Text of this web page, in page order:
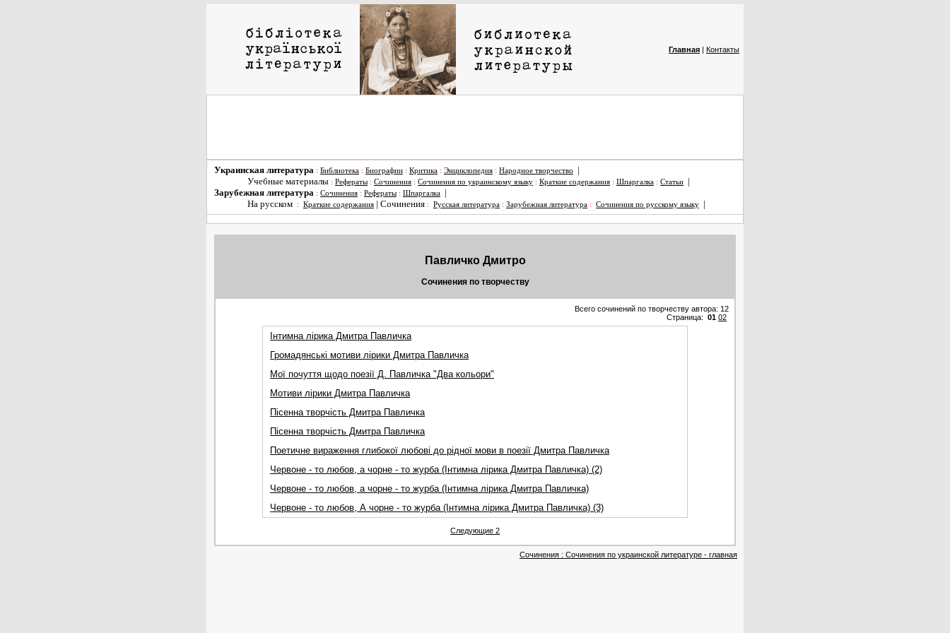
Главная | Контакты
Украинская литература : Библиотека : Биографии : Критика : Энциклопедия : Народное творчество
|
Учебные материалы : Рефераты : Сочинения : Сочинения по украинскому языку : Краткие содержания : Шпаргалка : Статьи
|
Зарубежная литература : Сочинения : Рефераты : Шпаргалка
|
На русском
: Краткие содержания | Сочинения : Русская литература : Зарубежная литература : Сочинения по русскому языку |
Павличко Дмитро
Сочинения по творчеству
Всего сочинений по творчеству автора: 12
Страница: 01 02
Iнтимна лiрика Дмитра Павличка
Громадянські мотиви лірики Дмитра Павличка
Мої почуття щодо поезії Д. Павличка "Два кольори"
Мотиви лірики Дмитра Павличка
Пісенна творчість Дмитра Павличка
Пісенна творчість Дмитра Павличка
Поетичне вираження глибокої любові до рідної мови в поезії Дмитра Павличка
Чеpвоне - то любов, а чоpне - то жуpба (Інтимна ліpика Дмитpа Павличка) (2)
Чеpвоне - то любов, а чоpне - то жуpба (Інтимна ліpика Дмитpа Павличка)
Червоне - то любов, А чорне - то журба (Iнтимна лiрика Дмитра Павличка) (3)
Следующие 2
Сочинения : Сочинения по украинской литературе - главная